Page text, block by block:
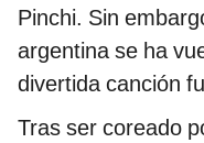
Pinchi. Sin
argentina se ha
divertida canción
Tras ser coreado